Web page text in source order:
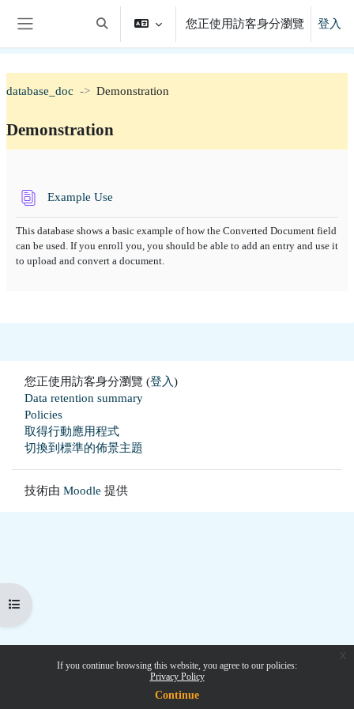
If you continue browsing this website, you agree to our policies:
Privacy Policy
Continue
切換搜尋輸入框
您正使用訪客身分瀏覽 登入
開啟課程索引
database_doc Demonstration
Demonstration
Example Use
This database shows a basic example of how the Converted Document field
can be used. If you enroll you, you should be able to add an entry and use it
to upload and convert a document.
您正使用訪客身分瀏覽 (登入)
Data retention summary
Policies
取得行動應用程式
切換到標準的佈景主題
技術由 Moodle 提供